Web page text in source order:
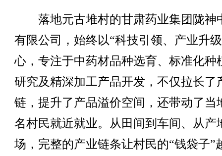
落地元古堆村的甘肃药业集团陇神
有限公司，始终以“科技引领、产业升
心，专注于中药材品种选育、标准化种
研究及精深加工产品开发，不仅拉长了
链，提升了产品溢价空间，还带动了当
名村民就近就业。从田间到车间、从产
场，完整的产业链条让村民的“钱袋子”